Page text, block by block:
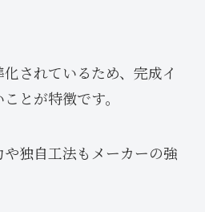
されているため、完成イ
とが特徴です。
独自工法もメーカーの強